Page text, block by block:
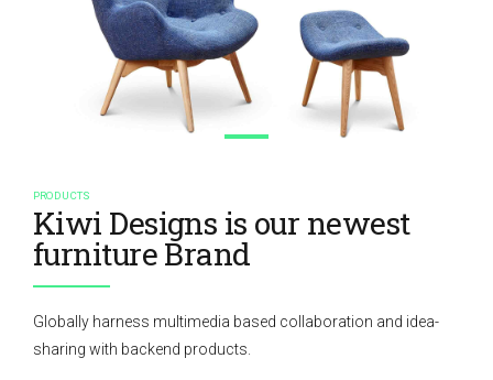
PRODUCTS
Kiwi Designs is our newest
furniture Brand
Globally harness multimedia based collaboration and idea-
sharing with backend products.